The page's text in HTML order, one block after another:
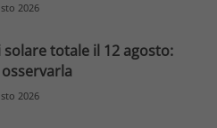
2026
solare totale il 12 agosto:
2026